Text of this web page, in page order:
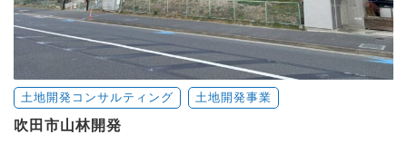
土地開発コンサルティング 土地開発事業
吹田市山林開発